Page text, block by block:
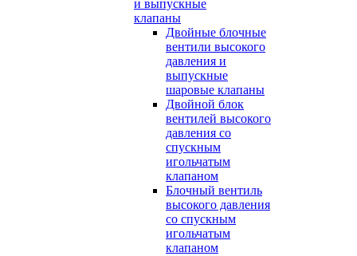
и выпускные
клапаны
Двойные блочные
вентили высокого
давления и
выпускные
шаровые клапаны
Двойной блок
вентилей высокого
давления со
спускным
игольчатым
клапаном
Блочный вентиль
высокого давления
со спускным
игольчатым
клапаном